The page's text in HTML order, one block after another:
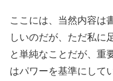
ここには、当然内容は
しいのだが、ただ私に
と単純なことだが、重
はパワーを基準にして